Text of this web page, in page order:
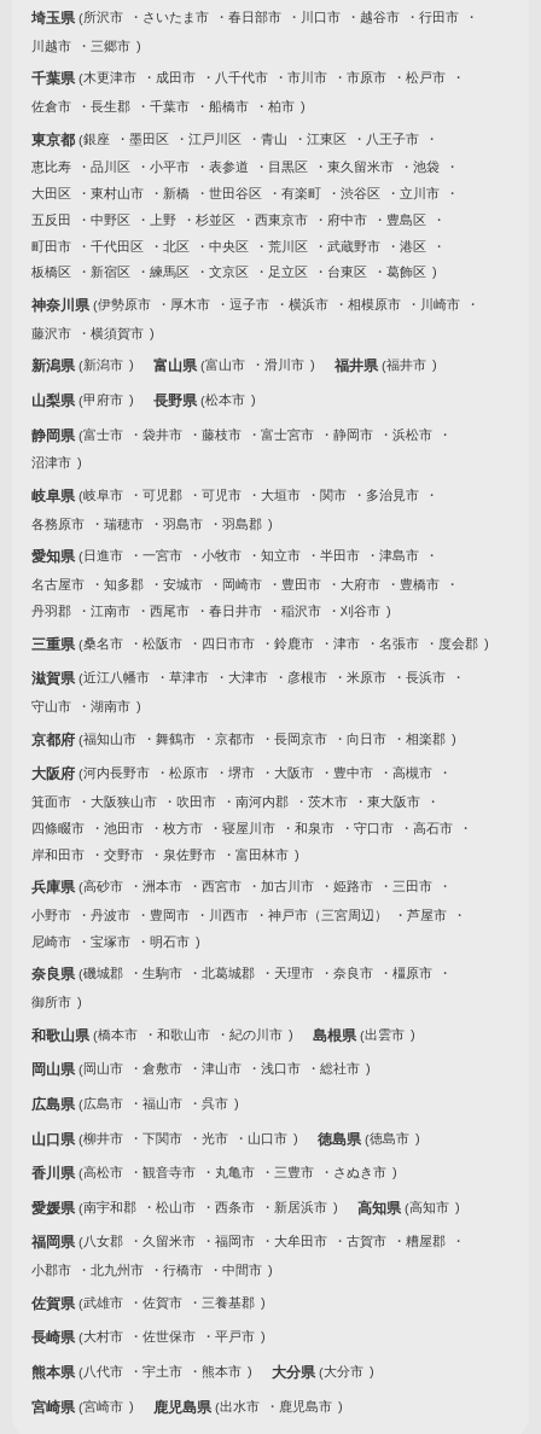
埼玉県 所沢市 さいたま市 春日部市 川口市 越谷市
行田市
川越市
三郷市
千葉県 木更津市 成田市 八千代市 市川市 市原市
松戸市
佐倉市
長生郡 千葉市 船橋市 柏市
東京都 銀座 墨田区 江戸川区 青山 江東区
八王子市
恵比寿
品川区 小平市 表参道 目黒区 東久留米市
池袋
大田区
東村山市 新橋 世田谷区 有楽町 渋谷区
立川市
五反田
中野区 上野 杉並区 西東京市 府中市
豊島区
町田市
千代田区 北区 中央区 荒川区 武蔵野市
港区
板橋区
新宿区 練馬区 文京区 足立区 台東区 葛飾区
神奈川県 伊勢原市 厚木市 逗子市 横浜市 相模原市
川崎市
藤沢市
横須賀市
新潟県 新潟市 富山県 富山市 滑川市 福井県 福井市
山梨県 甲府市 長野県 松本市
静岡県 富士市 袋井市 藤枝市 富士宮市 静岡市
浜松市
沼津市
岐阜県 岐阜市 可児郡 可児市 大垣市 関市
多治見市
各務原市
瑞穂市 羽島市 羽島郡
愛知県 日進市 一宮市 小牧市 知立市 半田市
津島市
名古屋市
知多郡 安城市 岡崎市 豊田市 大府市
豊橋市
丹羽郡
江南市 西尾市 春日井市 稲沢市 刈谷市
三重県 桑名市 松阪市 四日市市 鈴鹿市 津市 名張市 度会郡
滋賀県 近江八幡市 草津市 大津市 彦根市 米原市
長浜市
守山市
湖南市
京都府 福知山市 舞鶴市 京都市 長岡京市 向日市 相楽郡
大阪府 河内長野市 松原市 堺市 大阪市 豊中市
高槻市
箕面市
大阪狭山市 吹田市 南河内郡 茨木市
東大阪市
四條畷市
池田市 枚方市 寝屋川市 和泉市 守口市
高石市
岸和田市
交野市 泉佐野市 富田林市
兵庫県 高砂市 洲本市 西宮市 加古川市 姫路市
三田市
小野市
丹波市 豊岡市 川西市 神戸市（三宮周辺）
芦屋市
尼崎市
宝塚市 明石市
奈良県 磯城郡 生駒市 北葛城郡 天理市 奈良市
橿原市
御所市
和歌山県 橋本市 和歌山市 紀の川市 島根県 出雲市
岡山県 岡山市 倉敷市 津山市 浅口市 総社市
広島県 広島市 福山市 呉市
山口県 柳井市 下関市 光市 山口市 徳島県 徳島市
香川県 高松市 観音寺市 丸亀市 三豊市 さぬき市
愛媛県 南宇和郡 松山市 西条市 新居浜市 高知県 高知市
福岡県 八女郡 久留米市 福岡市 大牟田市 古賀市
糟屋郡
小郡市
北九州市 行橋市 中間市
佐賀県 武雄市 佐賀市 三養基郡
長崎県 大村市 佐世保市 平戸市
熊本県 八代市 宇土市 熊本市 大分県 大分市
宮崎県 宮崎市 鹿児島県 出水市 鹿児島市